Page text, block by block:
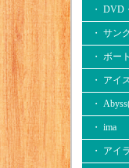
・ DVD
・ サン
・ ボー
・ アイ
・
・ ima
・ アイ